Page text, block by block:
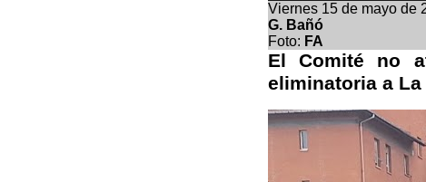
Viernes 15 de mayo de
G. Bañó
Foto: FA
El Comité no
eliminatoria a